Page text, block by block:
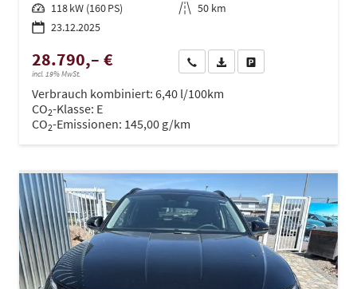
Leistung 118 kW (160 PS) Kilometerstand 50 km
23.12.2025
28.790,– €
incl. 19% MwSt.
Wir rufen Sie anPDF-Datei, Fahrzeugexposé
Verbrauch kombiniert: 6,40 l/100km
CO2-Klasse: E
CO2-Emissionen: 145,00 g/km